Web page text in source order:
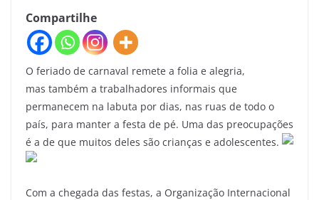
Compartilhe
O feriado de carnaval remete a folia e alegria,
mas também a trabalhadores informais que
permanecem na labuta por dias, nas ruas de todo o
país, para manter a festa de pé. Uma das preocupações
é a de que muitos deles são crianças e adolescentes.
Com a chegada das festas, a Organização Internacional